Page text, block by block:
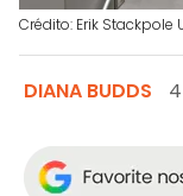
Crédito: Erik Stackpole
DIANA BUDDS